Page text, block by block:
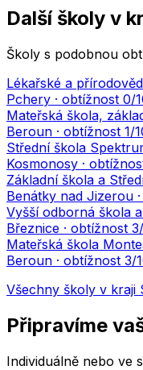
Další školy v
Školy s podobnou
Lékařské a
Pchery · obtížnost 0/
Mateřská škola,
Beroun · obtížnost 1/
Střední škola
Kosmonosy ·
Základní škola a
Benátky nad Jizerou
Vyšší odborná škola
Březnice · obtížnost 3
Mateřská škola
Beroun · obtížnost 3/
Všechny školy v kraji
Připravíme
Individuálně nebo ve